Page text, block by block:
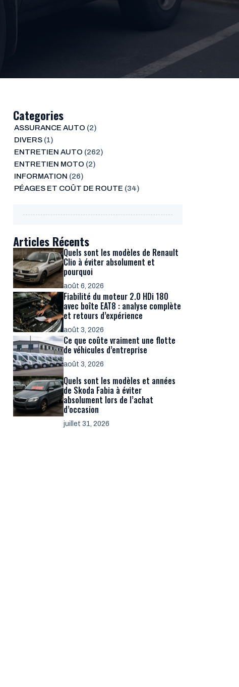
Categories
ASSURANCE AUTO (2)
DIVERS(1)
ENTRETIEN AUTO (262)
ENTRETIEN MOTO (2)
INFORMATION (26)
PÉAGES ET COÛT DE ROUTE (34)
Articles Récents
Quels sont les modèles de Renault
Clio à éviter absolument et
pourquoi
août 6, 2026
Fiabilité du moteur 2.0 HDi 180
avec boîte EAT8 : analyse complète
et retours d’expérience
août 3, 2026
Ce que coûte vraiment une flotte
de véhicules d’entreprise
août 3, 2026
Quels sont les modèles et années
de Skoda Fabia à éviter
absolument lors de l’achat
d’occasion
juillet 31, 2026